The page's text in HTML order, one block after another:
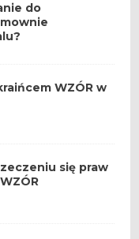
do
WZÓR w
się praw